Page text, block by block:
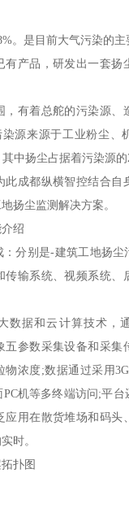
。是目前大气污染的
有产品，研发出一套扬
有着总舵的污染源、
源来源于工业粉尘、
中扬尘占据着污染源
此成都纵横智控结合自
扬尘监测解决方案。
绍
分别是-建筑工地扬尘
传输系统、视频系统、
数据和云计算技术，
五参数采集设备和采集
浓度;数据通过采用
机等多终端访问;平
应用在散货堆场和码头
时。
扑图